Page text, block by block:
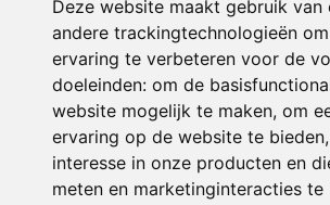
Deze website maakt gebruik van
andere trackingtechnologieën
ervaring te verbeteren voor de
doeleinden: om de
website mogelijk te maken, om
ervaring op de website te bieden,
interesse in onze producten en
meten en marketinginteracties te
© 2026 De Hoeksteen | Alle rechten